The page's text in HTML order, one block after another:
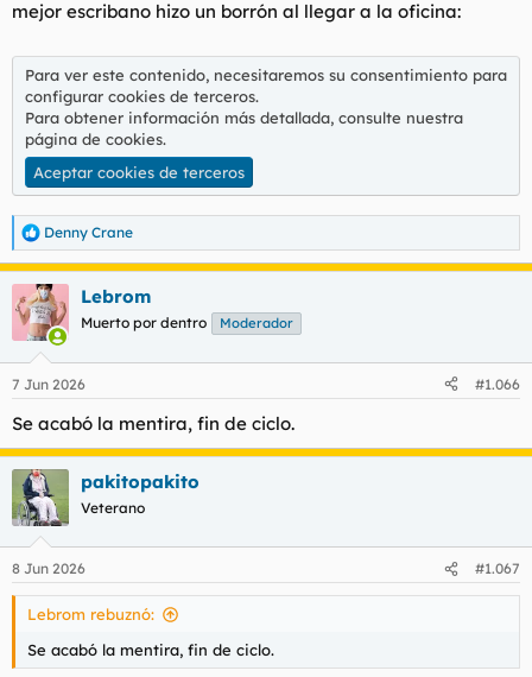
mejor escribano hizo un borrón al llegar a la oficina:
Para ver este contenido, necesitaremos su consentimiento para
configurar cookies de terceros.
Para obtener información más detallada, consulte nuestra
página de cookies.
Aceptar cookies de terceros
R
e
c
c
e
:
Denny Crane
Lebrom
Muerto por dentro Moderador
7 Jun 2026 #1.066
Se acabó la mentira, fin de ciclo.
pakitopakito
Veterano
8 Jun 2026 #1.067
Lebrom rebuznó:
Se acabó la mentira, fin de ciclo.